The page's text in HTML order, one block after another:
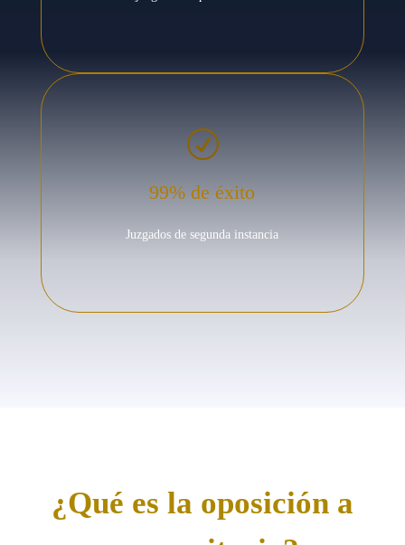
R
99% de éxito
Juzgados de segunda instancia
¿Qué es la oposición a